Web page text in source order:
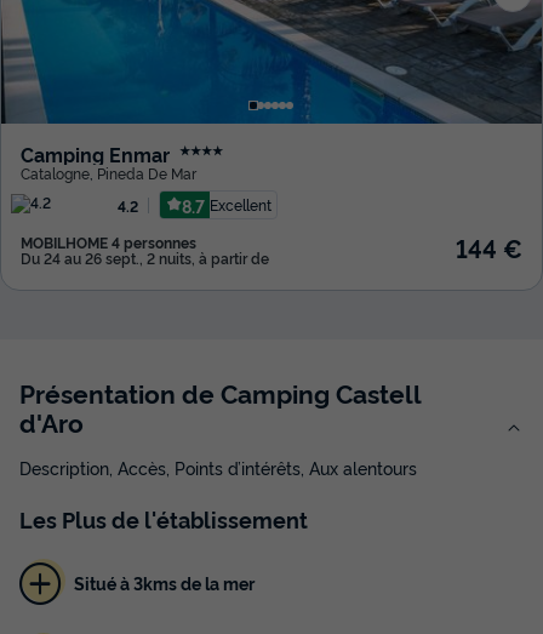
Camping Enmar ★★★★
Catalogne Pineda De Mar
4.2
8.7 Excellent
MOBILHOME 4 personnes
Du 24 au 26 sept., 2 nuits, à partir de 144 €
Présentation de Camping Castell
d'Aro
Description, Accès, Points d’intérêts, Aux alentours
Les Plusde l'établissement
Situé à 3kms de la mer